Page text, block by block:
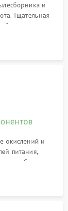
и
Тщательная
и плат от
с
окислений и
питания,
и турбины
инфракрасных